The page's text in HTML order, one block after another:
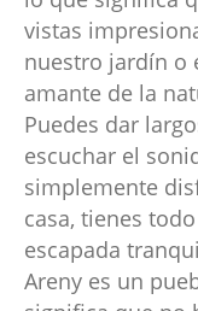
vistas
nuestro jardín o
amante de la
Puedes dar
escuchar el
simplemente
casa, tienes
escapada
Areny es un